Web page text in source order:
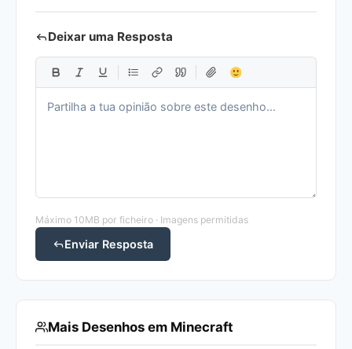
Deixar uma Resposta
Máximo 10MB por ficheiro · Imagens permitidas
Enviar Resposta
Mais Desenhos em Minecraft